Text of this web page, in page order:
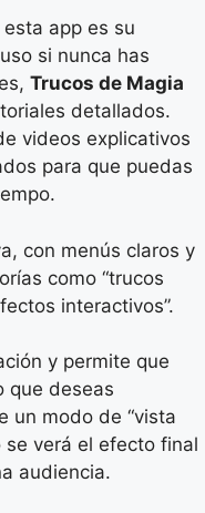
app es su
si nunca has
Trucos de Magia
detallados.
videos explicativos
para que puedas
con menús claros y
como “trucos
interactivos”.
y permite que
que deseas
un modo de “vista
se verá el efecto final
audiencia.